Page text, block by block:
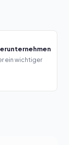
ein wichtiger